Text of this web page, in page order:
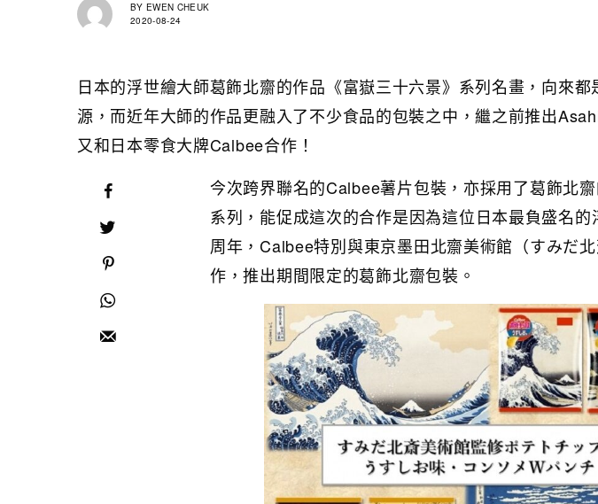
BY EWEN CHEUK
2020-08-24
日本的浮世繪大師葛飾北齋的作品《富嶽三十六景》系列名畫，向來
源，而近年大師的作品更融入了不少食品的包裝之中，繼之前推出
又和日本零食大牌Calbee合作！
今次跨界聯名的Calbee薯片包裝，亦採用了葛飾北齋
系列，能促成這次的合作是因為這位日本最負盛名
周年，Calbee特別與東京墨田北齋美術館（すみだ
作，推出期間限定的葛飾北齋包裝。